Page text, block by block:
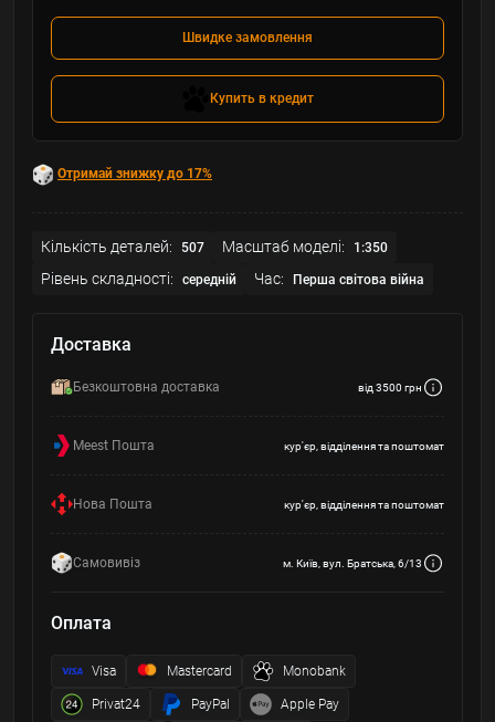
Швидке замовлення
Купить в кредит
Отримай знижку до 17%
Кількість деталей: 507 Масштаб моделі: 1:350
Рівень складності: середній Час: Перша світова війна
Доставка
Безкоштовна доставка від 3500 грн
Meest Пошта кур'єр, відділення та поштомат
Нова Пошта кур'єр, відділення та поштомат
Самовивіз м. Київ, вул. Братська, 6/13
Оплата
Visa Mastercard Monobank
Privat24 PayPal Apple Pay